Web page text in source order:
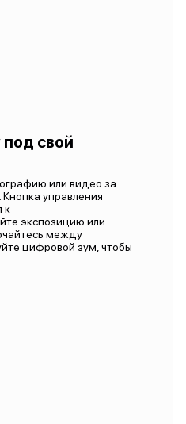
свой
или видео за
управления
к
экспозицию или
между
цифровой зум, чтобы